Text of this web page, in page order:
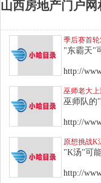
山西房地产门户网
季后赛首
"东霸天"
http://
巫师队的
http://
原想挑战K
"K汤"可
http://